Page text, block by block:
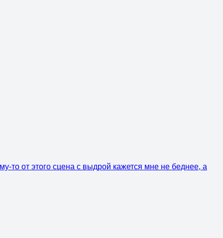
то от этого сцена с выдрой кажется мне не беднее, а